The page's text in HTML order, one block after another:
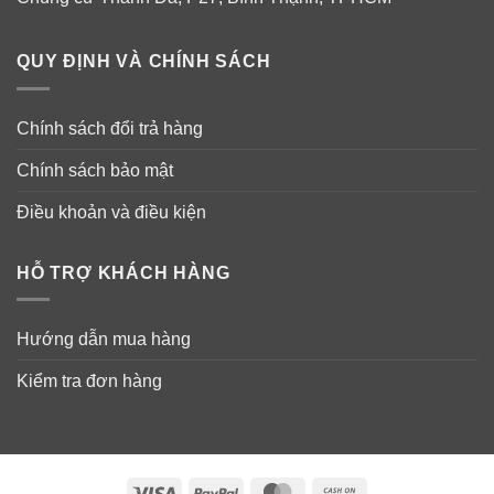
Giúp hỗ trợ và duy trì sức khỏe tim và hệ tim mạch
Giúp hỗ trợ mức Lipid cho sức khỏe
Cùng với Vitamin A giúp hỗ trợ thị lực và Vitamin D
QUY ĐỊNH VÀ CHÍNH SÁCH
Chính sách đổi trả hàng
Chính sách bảo mật
Điều khoản và điều kiện
HỖ TRỢ KHÁCH HÀNG
Hướng dẫn mua hàng
Kiểm tra đơn hàng